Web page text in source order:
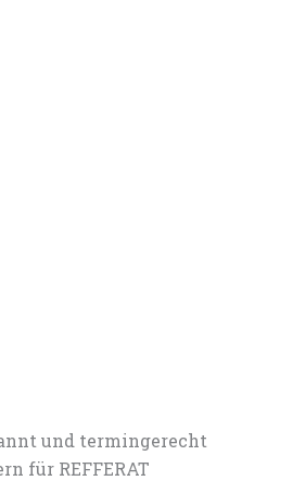
und termingerecht
für REFFERAT